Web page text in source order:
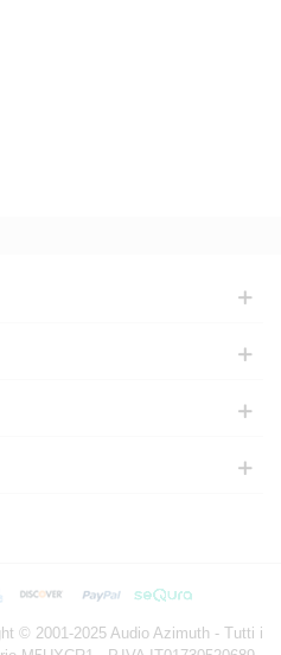
© 2001-2025 Audio Azimuth - Tutti i